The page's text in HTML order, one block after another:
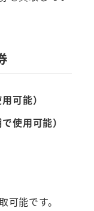
可能）
使用可能）
能です。